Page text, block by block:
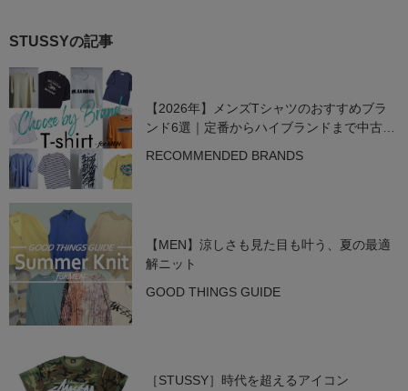
STUSSYの記事
【2026年】メンズTシャツのおすすめブラ
ンド6選｜定番からハイブランドまで中古で
RECOMMENDED BRANDS
【MEN】涼しさも見た目も叶う、夏の最適
解ニット
GOOD THINGS GUIDE
［STUSSY］時代を超えるアイコン